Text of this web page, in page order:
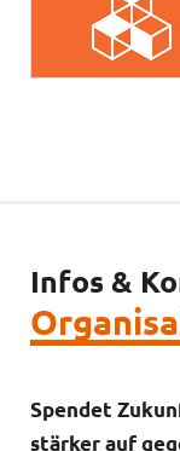
Infos &
Spendet
stärker auf